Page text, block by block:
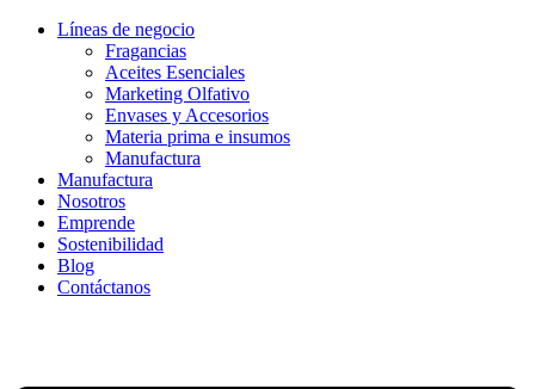
Líneas de negocio
Fragancias
Aceites Esenciales
Marketing Olfativo
Envases y Accesorios
Materia prima e insumos
Manufactura
Manufactura
Nosotros
Emprende
Sostenibilidad
Blog
Contáctanos